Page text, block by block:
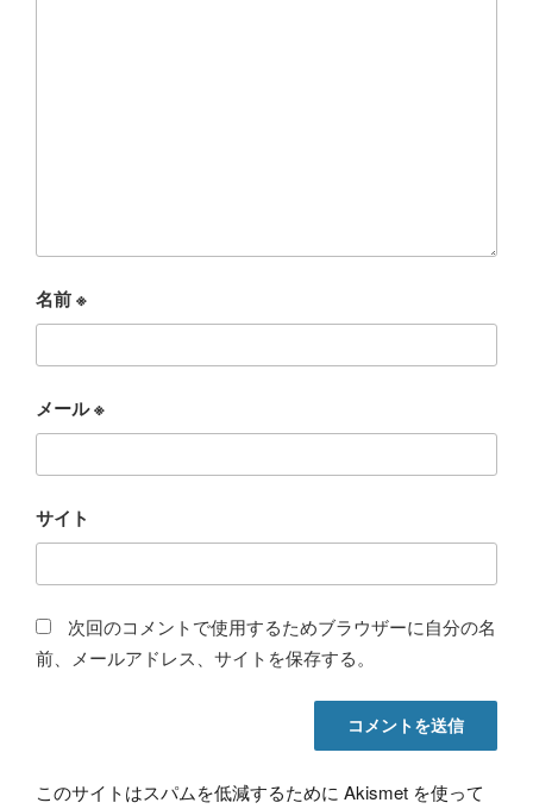
名前※
メール※
サイト
次回のコメントで使用するためブラウザーに自分の名
前、メールアドレス、サイトを保存する。
このサイトはスパムを低減するために Akismet を使って